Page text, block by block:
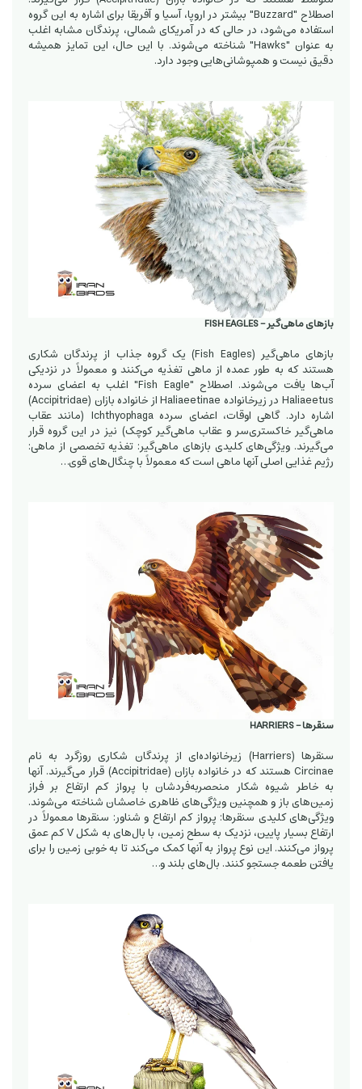
اصطلاح "Buzzard" بیشتر در اروپا، آسیا و آفریقا برای اشاره به این گروه
استفاده می‌شود، در حالی که در آمریکای شمالی، پرندگان مشابه اغلب
به عنوان "Hawks" شناخته می‌شوند. با این حال، این تمایز همیشه
دقیق نیست و همپوشانی‌هایی وجود دارد.
بازهای ماهی‌گیر - FISH EAGLES
بازهای ماهی‌گیر (Fish Eagles) یک گروه جذاب از پرندگان شکاری
هستند که به طور عمده از ماهی تغذیه می‌کنند و معمولاً در نزدیکی
آب‌ها یافت می‌شوند. اصطلاح "Fish Eagle" اغلب به اعضای سرده
Haliaeetus در زیرخانواده Haliaeetinae از خانواده بازان (Accipitridae)
اشاره دارد. گاهی اوقات، اعضای سرده Ichthyophaga (مانند عقاب
ماهی‌گیر خاکستری‌سر و عقاب ماهی‌گیر کوچک) نیز در این گروه قرار
می‌گیرند. ویژگی‌های کلیدی بازهای ماهی‌گیر: تغذیه تخصصی از ماهی:
رژیم غذایی اصلی آنها ماهی است که معمولاً با چنگال‌های قوی…
سنقرها - HARRIERS
سنقرها (Harriers) زیرخانواده‌ای از پرندگان شکاری روزگرد به نام
Circinae هستند که در خانواده بازان (Accipitridae) قرار می‌گیرند. آنها
به خاطر شیوه شکار منحصربه‌فردشان با پرواز کم ارتفاع بر فراز
زمین‌های باز و همچنین ویژگی‌های ظاهری خاصشان شناخته می‌شوند.
ویژگی‌های کلیدی سنقرها: پرواز کم ارتفاع و شناور: سنقرها معمولاً در
ارتفاع بسیار پایین، نزدیک به سطح زمین، با بال‌های به شکل V کم عمق
پرواز می‌کنند. این نوع پرواز به آنها کمک می‌کند تا به خوبی زمین را برای
یافتن طعمه جستجو کنند. بال‌های بلند و…